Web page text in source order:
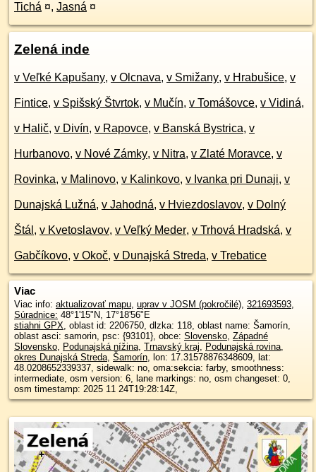
Tichá ¤, Jasná ¤
Zelená inde
v Veľké Kapušany, v Olcnava, v Smižany, v Hrabušice, v
Fintice, v Spišský Štvrtok, v Mučín, v Tomášovce, v Vidiná,
v Halič, v Divín, v Rapovce, v Banská Bystrica, v
Hurbanovo, v Nové Zámky, v Nitra, v Zlaté Moravce, v
Rovinka, v Malinovo, v Kalinkovo, v Ivanka pri Dunaji, v
Dunajská Lužná, v Jahodná, v Hviezdoslavov, v Dolný
Štál , v Kvetoslavov, v Veľký Meder, v Trhová Hradská, v
Gabčíkovo, v Okoč, v Dunajská Streda, v Trebatice
Viac
Viac info: aktualizovať mapu, uprav v JOSM (pokročilé), 321693593,
Súradnice: 48°1'15"N, 17°18'56"E
stiahni GPX, oblast id: 2206750, dlzka: 118, oblast name: Šamorín,
oblast asci: samorin, psc: {93101}, obce: Slovensko, Západné
Slovensko, Podunajská nížina, Trnavský kraj, Podunajská rovina,
okres Dunajská Streda, Šamorín, lon: 17.31578876348609, lat:
48.0208652339337, sidewalk: no, oma:sekcia: farby, smoothness:
intermediate, osm version: 6, lane markings: no, osm changeset: 0,
osm timestamp: 2025 11 24T19:28:14Z,